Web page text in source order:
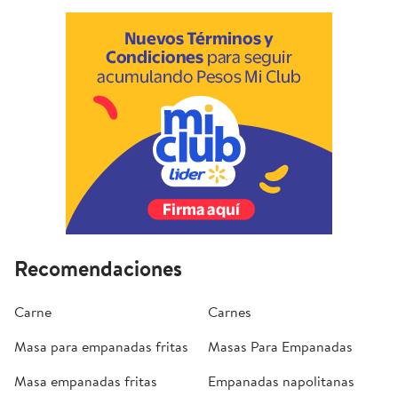
Recomendaciones
Carne
Carnes
Masa para empanadas fritas
Masas Para Empanadas
Masa empanadas fritas
Empanadas napolitanas